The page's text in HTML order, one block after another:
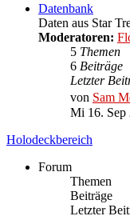
Datenbank
Daten aus Star
Moderatoren:
5 Themen
6 Beiträge
Letzter
von Sam
Mi 16. Sep
Holodeckbereich
Forum
Themen
Beiträge
Letzter